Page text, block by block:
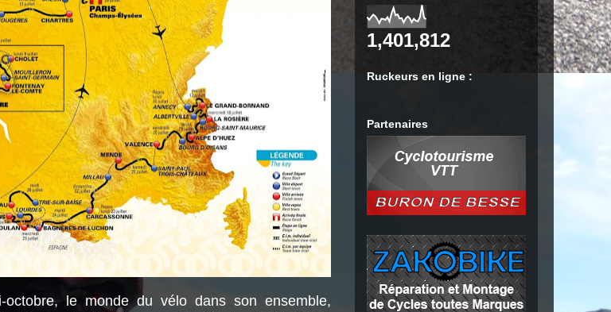
octobre, le monde du vélo dans son ensemble,
1,401,812
Ruckeurs en ligne :
Partenaires